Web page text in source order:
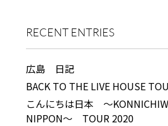
RECENT ENTRIES
広島 日記
BACK TO THE LIVE HOUSE
こんにちは日本 ～
NIPPON～ TOUR 2020